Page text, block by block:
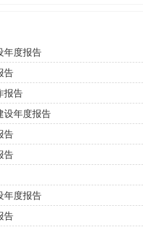
年度报告
告
报告
设年度报告
告
告
年度报告
告